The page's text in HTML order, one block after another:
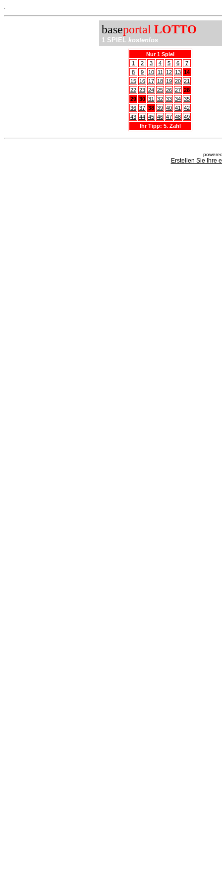
baseportal LOTTO
1 SPIEL kostenlos
Nur 1 Spiel
1
2 3 4 5 6
7
8
9 10 11 12 13 14
15 16 17 18 19 20 21
22 23 24 25 26 27 28
29 30 31 32 33 34 35
36 37 38 39 40 41
42
43 44 45 46 47 48 49
Ihr Tipp: 5. Zahl
Erstellen Sie Ihre